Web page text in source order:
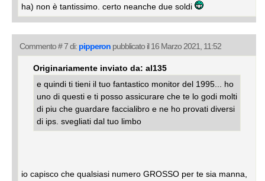
ha) non è tantissimo. certo neanche due soldi
Commento # 7 di: pipperon pubblicato il 16 Marzo 2021, 11:52
Originariamente inviato da: al135
e quindi ti tieni il tuo fantastico monitor del 1995... ho
uno di questi e ti posso assicurare che te lo godi molti
di piu che guardare faccialibro e ne ho provati diversi
di ips. svegliati dal tuo limbo
io capisco che qualsiasi numero GROSSO per te sia manna,